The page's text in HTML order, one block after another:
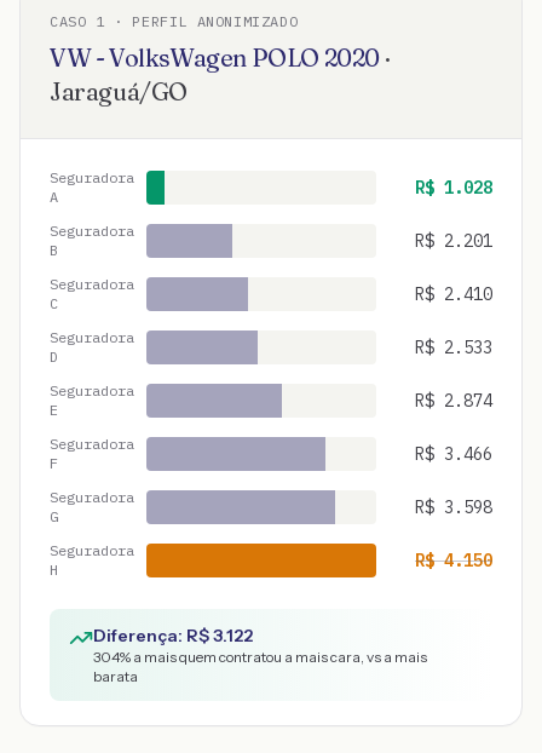
CASO 1 · PERFIL ANONIMIZADO
VW - VolksWagen POLO 2020 ·
Jaraguá/GO
Seguradora
A
R$ 1.028
Seguradora
B
R$ 2.201
Seguradora
C
R$ 2.410
Seguradora
D
R$ 2.533
Seguradora
E
R$ 2.874
Seguradora
F
R$ 3.466
Seguradora
G
R$ 3.598
Seguradora
H
R$4.150
Diferença: R$3.122
304% a mais quem contratou a mais cara, vs a mais
barata